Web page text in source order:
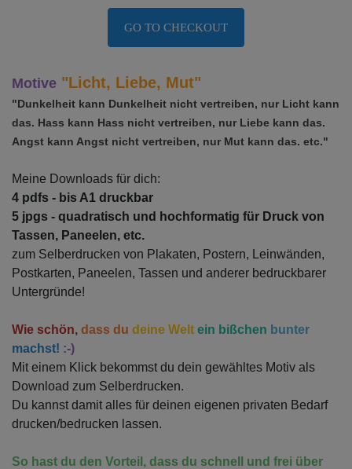
GO TO CHECKOUT
Motive "Licht, Liebe, Mut"
"Dunkelheit kann Dunkelheit nicht vertreiben, nur Licht kann
das. Hass kann Hass nicht vertreiben, nur Liebe kann das.
Angst kann Angst nicht vertreiben, nur Mut kann das. etc."
Meine Downloads für dich:
4 pdfs - bis A1 druckbar
5 jpgs - quadratisch und hochformatig für Druck von
Tassen, Paneelen, etc.
zum Selberdrucken von Plakaten, Postern, Leinwänden,
Postkarten, Paneelen, Tassen und anderer bedruckbarer
Untergründe!
Wie schön, dass du deine Welt ein bißchen bunter
machst! :-)
Mit einem Klick bekommst du dein gewähltes Motiv als
Download zum Selberdrucken.
Du kannst damit alles für deinen eigenen privaten Bedarf
drucken/bedrucken lassen.
So hast du den Vorteil, dass du schnell und frei über